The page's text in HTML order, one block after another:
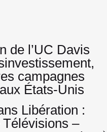
de l’UC Davis
campagnes
États-Unis
Libération :
–